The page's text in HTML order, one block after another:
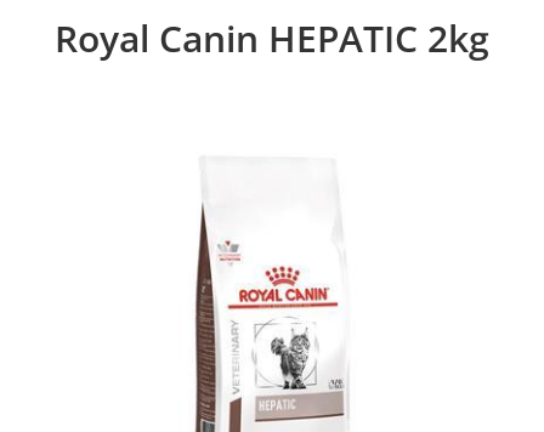
Royal Canin HEPATIC 2kg